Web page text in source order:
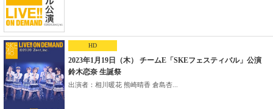
HD
2023年1月19日（木） チームE「SKEフェスティバル」公演
鈴木恋奈 生誕祭
出演者：相川暖花 熊崎晴香 倉島杏...